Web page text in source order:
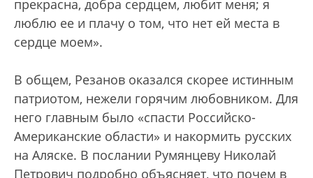
прекрасна, добра сердцем, любит меня; я
люблю ее и плачу о том, что нет ей места в
сердце моем».
В общем, Резанов оказался скорее истинным
патриотом, нежели горячим любовником. Для
него главным было «спасти Российско-
Американские области» и накормить русских
на Аляске. В послании Румянцеву Николай
Петрович подробно объясняет, что почем в